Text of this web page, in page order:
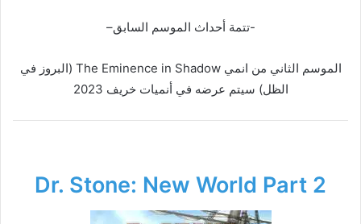
-تتمة أحداث الموسم السابق–
الموسم الثاني من انمي The Eminence in Shadow (البروز في
الظل) سيتم عرضه في أنميات خريف 2023
Dr. Stone: New World Part 2